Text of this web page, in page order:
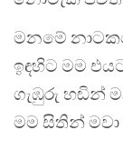
මනමේ
ඉඳහිට මම
ගැඹුරු හඬින්
මම සිතින්